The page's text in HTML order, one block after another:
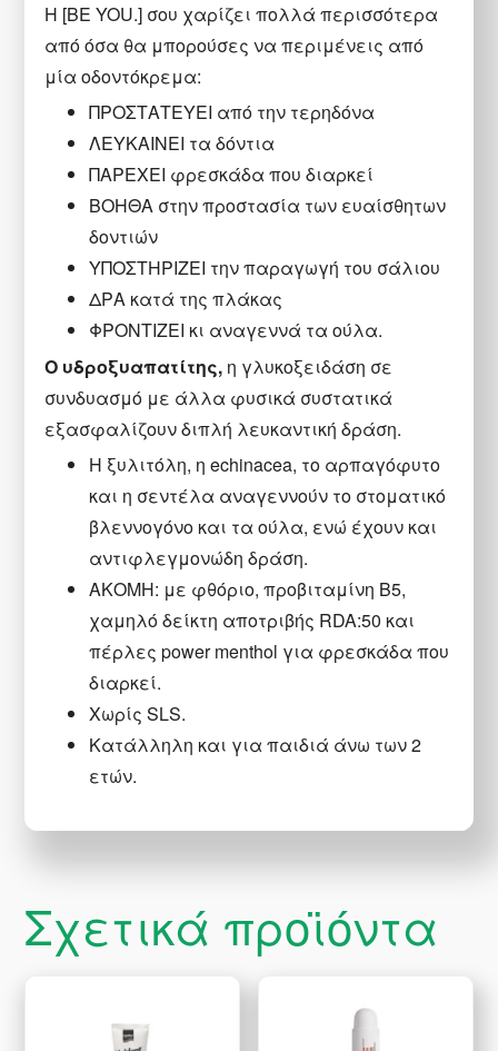
Η [BE YOU.] σου χαρίζει πολλά περισσότερα
από όσα θα μπορούσες να περιμένεις από
μία οδοντόκρεμα:
ΠΡΟΣΤΑΤΕΥΕΙ από την τερηδόνα
ΛΕΥΚΑΙΝΕΙ τα δόντια
ΠΑΡΕΧΕΙ φρεσκάδα που διαρκεί
ΒΟΗΘΑ στην προστασία των ευαίσθητων
δοντιών
ΥΠΟΣΤΗΡΙΖΕΙ την παραγωγή του σάλιου
ΔΡΑ κατά της πλάκας
ΦΡΟΝΤΙΖΕΙ κι αναγεννά τα ούλα.
Ο υδροξυαπατίτης, η γλυκοξειδάση σε
συνδυασμό με άλλα φυσικά συστατικά
εξασφαλίζουν διπλή λευκαντική δράση.
Η ξυλιτόλη, η echinacea, το αρπαγόφυτο
και η σεντέλα αναγεννούν το στοματικό
βλεννογόνο και τα ούλα, ενώ έχουν και
αντιφλεγμονώδη δράση.
ΑΚΟΜΗ: με φθόριο, προβιταμίνη B5,
χαμηλό δείκτη αποτριβής RDA:50 και
πέρλες power menthol για φρεσκάδα που
διαρκεί.
Χωρίς SLS.
Κατάλληλη και για παιδιά άνω των 2
ετών.
Σχετικά προϊόντα